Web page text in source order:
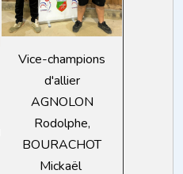
Vice-champions
d'allier
AGNOLON
Rodolphe,
BOURACHOT
Mickaël